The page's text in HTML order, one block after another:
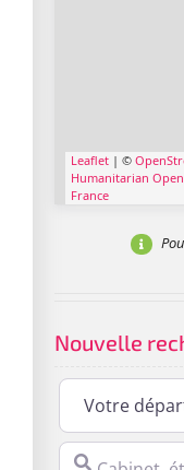
Leaflet | ©
Humanitarian
France
Nouvelle
Cabinet,